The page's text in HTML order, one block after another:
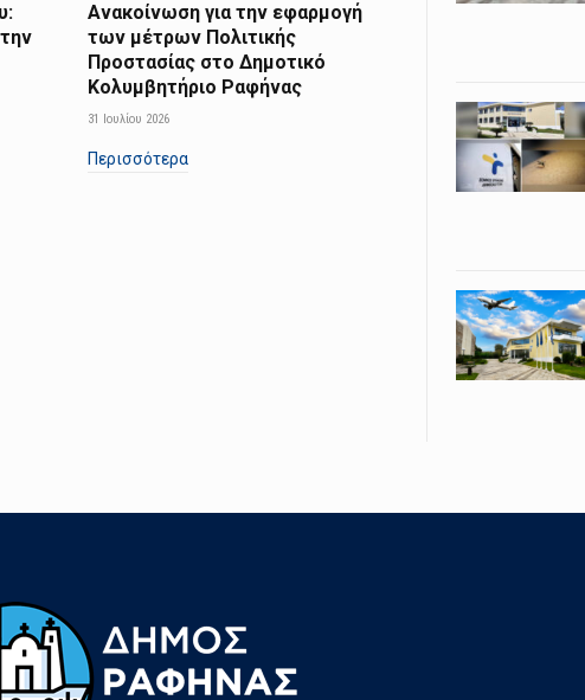
Ανακοίνωση για την εφαρμογή
των μέτρων Πολιτικής
Προστασίας στο Δημοτικό
Κολυμβητήριο Ραφήνας
31 Ιουλίου 2026
Περισσότερα